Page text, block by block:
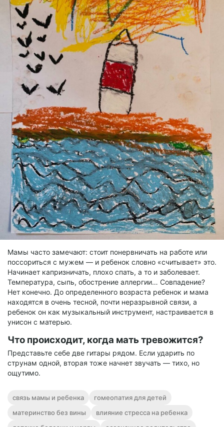
Мамы часто замечают: стоит понервничать на работе или
поссориться с мужем — и ребенок словно «считывает» это.
Начинает капризничать, плохо спать, а то и заболевает.
Температура, сыпь, обострение аллергии… Совпадение?
Нет конечно. До определенного возраста ребенок и мама
находятся в очень тесной, почти неразрывной связи, а
ребенок он как музыкальный инструмент, настраивается в
унисон с матерью.
Что происходит, когда мать тревожится?
Представьте себе две гитары рядом. Если ударить по
струнам одной, вторая тоже начнет звучать — тихо, но
ощутимо.
связь мамы и ребенка
гомеопатия для детей
материнство без вины
влияние стресса на ребенка